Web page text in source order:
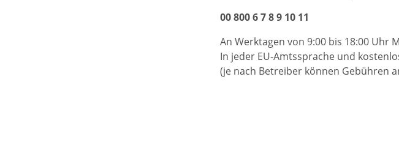
00 800 6 7 8 9 10 11
An Werktagen von 9:00 bis 18:00 Uhr
In jeder EU-Amtssprache und
(je nach Betreiber können Gebühren